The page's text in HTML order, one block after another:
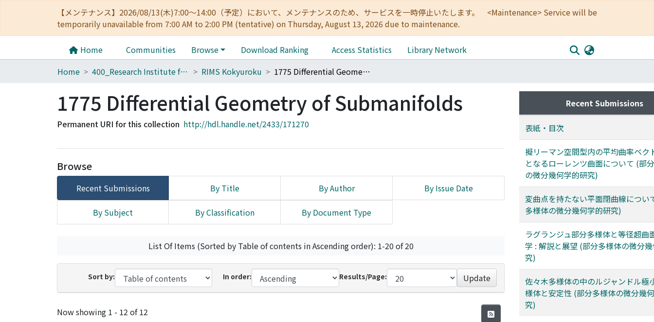
【メンテナンス】2026/08/13(木)7:00～14:00（予定）において、メンテナンスのため、サービスを一時停止いたします。 <Maintenance> Service will be
temporarily unavailable from 7:00 AM to 2:00 PM (tentative) on Thursday, August 13, 2026 due to maintenance.
Home Communities Browse Download Ranking Access Statistics
Library Network
Home
400_Research Institute for Mathematical Sciences RIMS Kokyuroku 1775 Differential Geometry of Submanifolds
1775 Differential Geometry of Submanifolds
Permanent URI for this collection http://hdl.handle.net/2433/171270
Browse
Recent Submissions By Title By Author By Issue Date
By Subject By Classification By Document Type
List Of Items (Sorted by Table of contents in Ascending order): 1-20 of 20
Sort by: In order: Results/Page: Update
Recent Submissions
Now showing 1 - 12 of 12
Recent Submissions
表紙・目次
擬リーマン空間型内の平均曲率ベク
となるローレンツ曲面について (部
の微分幾何学的研究)
変曲点を持たない平面閉曲線につい
多様体の微分幾何学的研究)
ラグランジュ部分多様体と等径超曲
学 : 解説と展望 (部分多様体の微分
究)
佐々木多様体の中のルジャンドル極
様体と安定性 (部分多様体の微分幾
究)